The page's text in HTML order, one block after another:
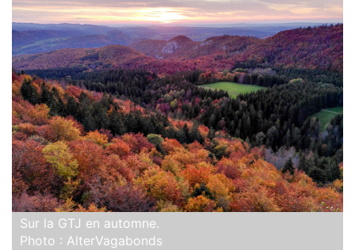
Sur la GTJ en automne.
Photo : AlterVagabonds